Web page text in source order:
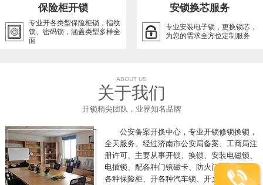
保险柜开锁
专业开各类型保险柜锁，指纹
锁、密码锁，涵盖类型多样全
面
安锁换芯服务
专业安装电子锁，更换锁芯，
为您的需求全方位定制服务
ABOUT US
关于我们
开锁精尖团队，业界知名品牌
公安备案开换中心，专业开锁修锁换锁，
全天服务。经过济南市公安局备案、工商局注
册许可、主要从事开锁、换锁、安装电磁锁、
电插锁、配各种门镜磁卡、防火门推杠锁、开
各种保险柜、开各种汽车锁、开文件柜、开密